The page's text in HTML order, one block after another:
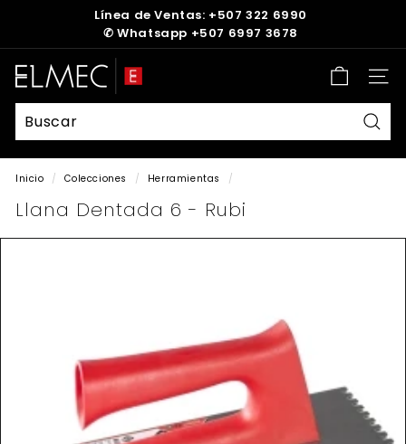
diapositivas
pausa
Línea de Ventas: +507 322 6990
✆ Whatsapp +507 6997 3678
E
L
M
E
C
Inicio / Colecciones / Herramientas /
Llana Dentada 6 - Rubi